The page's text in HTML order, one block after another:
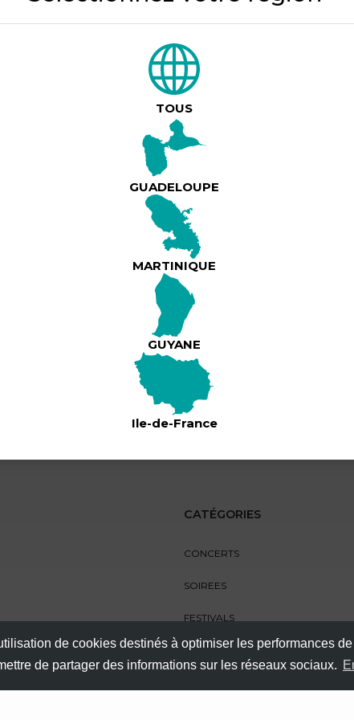
de cookies destinés à optimiser les performances
de partager des informations sur les réseaux sociaux.
La Nuit des Légendes MECENES & BLUES
VENDREDI 16 JANVIER 2026
Préparez-vous pour la soirée de légende de
EVENTS à une soirée non masqué avec les
légendes MECENES ET BLUES STARS avec aux
TARIFS 25€ en prévente / 30€ sur place
TENTEZ DE GAGNER UN BILLET D'AVION
Infoline : 0694419600
CATÉGORIES
CONCERTS
SOIREES
FESTIVALS
SPECTACLES
TOUS
GUADELOUPE
MARTINIQUE
GUYANE
Ile-de-France